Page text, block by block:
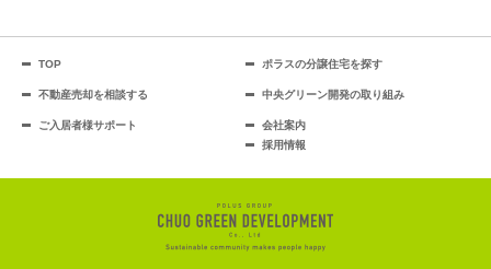
TOP ポラスの分譲住宅を探す
不動産売却を相談する 中央グリーン開発の取り組み
ご入居者様サポート
会社案内
採用情報